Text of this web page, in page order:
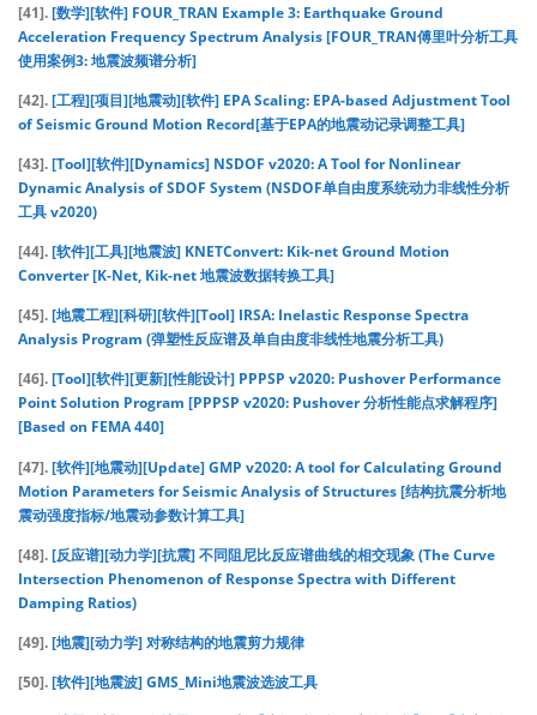
[41].[数学][软件] FOUR_TRAN Example 3: Earthquake Ground
Acceleration Frequency Spectrum Analysis [FOUR_TRAN傅里叶分析工具
使用案例3: 地震波频谱分析]
[42].[工程][项目][地震动][软件] EPA Scaling: EPA-based Adjustment Tool
of Seismic Ground Motion Record[基于EPA的地震动记录调整工具]
[43].[Tool][软件][Dynamics] NSDOF v2020: A Tool for Nonlinear
Dynamic Analysis of SDOF System (NSDOF单自由度系统动力非线性分析
工具 v2020)
[44].[软件][工具][地震波] KNETConvert: Kik-net Ground Motion
Converter [K-Net, Kik-net 地震波数据转换工具]
[45].[地震工程][科研][软件][Tool] IRSA: Inelastic Response Spectra
Analysis Program (弹塑性反应谱及单自由度非线性地震分析工具)
[46].[Tool][软件][更新][性能设计] PPPSP v2020: Pushover Performance
Point Solution Program [PPPSP v2020: Pushover 分析性能点求解程序]
[Based on FEMA 440]
[47].[软件][地震动][Update] GMP v2020: A tool for Calculating Ground
Motion Parameters for Seismic Analysis of Structures [结构抗震分析地
震动强度指标/地震动参数计算工具]
[48].[反应谱][动力学][抗震] 不同阻尼比反应谱曲线的相交现象 (The Curve
Intersection Phenomenon of Response Spectra with Different
Damping Ratios)
[49].[地震][动力学] 对称结构的地震剪力规律
[50].[软件][地震波] GMS_Mini地震波选波工具